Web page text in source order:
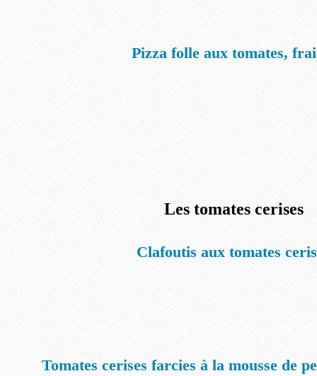
Pizza folle aux tomates,
Les tomates cerises
Clafoutis aux tomates
Tomates cerises farcies à la mousse de